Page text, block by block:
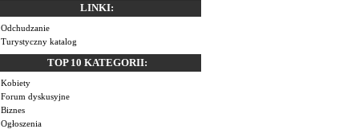
LINKI:
Odchudzanie
Turystyczny katalog
TOP 10 KATEGORII:
Kobiety
Forum dyskusyjne
Biznes
Ogłoszenia